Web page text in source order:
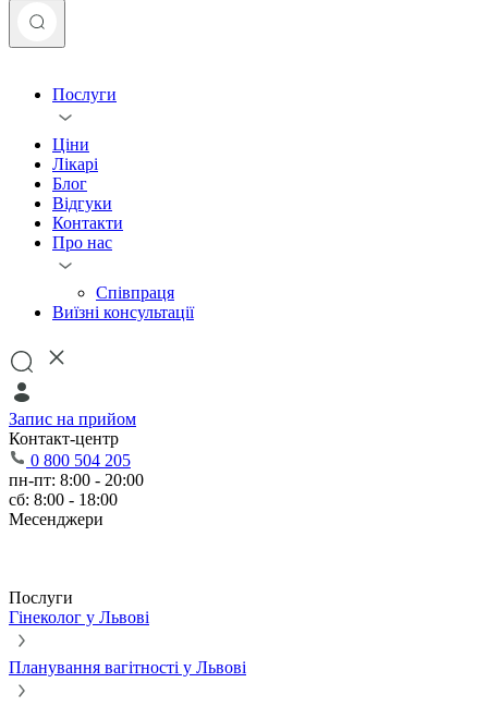
Послуги
Ціни
Лікарі
Блог
Відгуки
Контакти
Про нас
Співпраця
Виїзні консультації
Запис на прийом
Контакт-центр
0 800 504 205
пн-пт: 8:00 - 20:00
сб: 8:00 - 18:00
Месенджери
Послуги
Гінеколог у Львові
Планування вагітності у Львові